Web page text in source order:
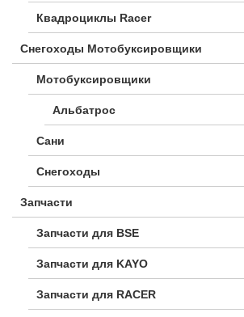
Квадроциклы Racer
Снегоходы Мотобуксировщики
Мотобуксировщики
Альбатрос
Сани
Снегоходы
Запчасти
Запчасти для BSE
Запчасти для KAYO
Запчасти для RACER